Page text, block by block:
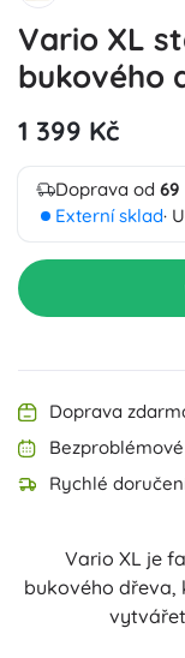
Vario XL
bukového
1 399 Kč
Doprava od 69
Externí sklad·
Doprava
Rychlé
Vario XL je
bukového dřeva,